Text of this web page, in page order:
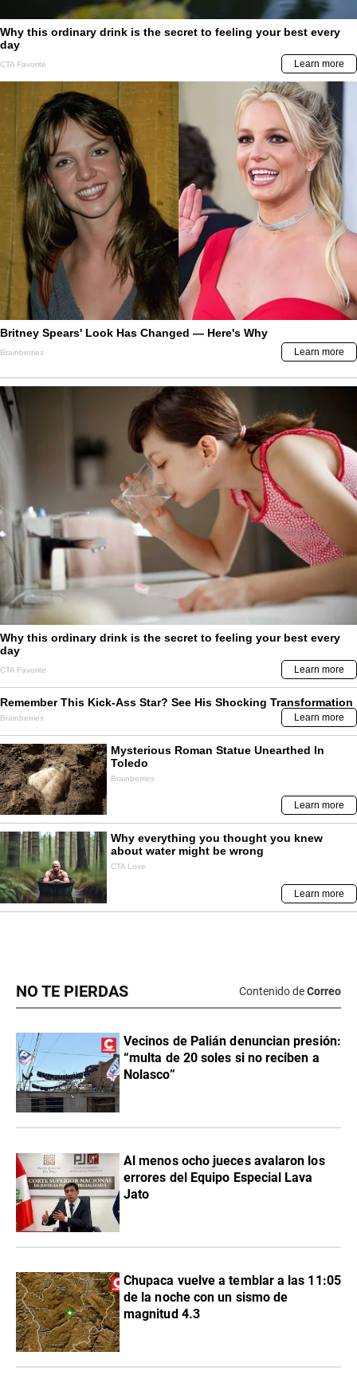
NO TE PIERDAS Contenido deCorreo
Vecinos de Palián denuncian presión:
“multa de 20 soles si no reciben a
Nolasco”
Al menos ocho jueces avalaron los
errores del Equipo Especial Lava
Jato
Chupaca vuelve a temblar a las 11:05
de la noche con un sismo de
magnitud 4.3